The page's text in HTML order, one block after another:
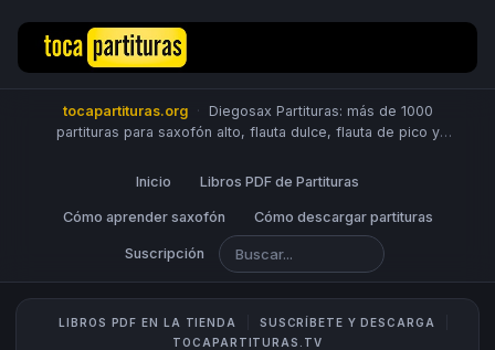
tocapartituras.org ·
Diegosax Partituras: más de 1000
partituras para saxofón alto, flauta dulce, flauta de pico y
chelo, fagot, bombardino, fliscorno, corno, trompa, barítono,
Scores. PUBLICA PARTITURAS
Inicio Libros PDF de Partituras
Cómo aprender saxofón Cómo descargar partituras
Suscripción
LIBROS PDF EN LA TIENDA
SUSCRÍBETE Y DESCARGA
TOCAPARTITURAS.TV